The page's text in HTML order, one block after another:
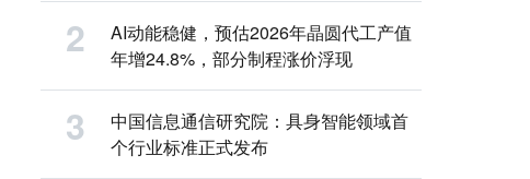
AI动能稳健，预估2026年晶圆代工产值
年增24.8%，部分制程涨价浮现
中国信息通信研究院：具身智能领域首
个行业标准正式发布